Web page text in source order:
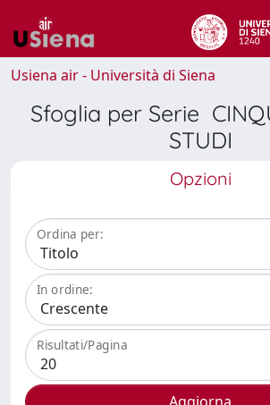
Usiena air - Università di Siena
Sfoglia per Serie
STUDI
Opzioni
Ordina per:
In ordine:
Risultati/Pagina